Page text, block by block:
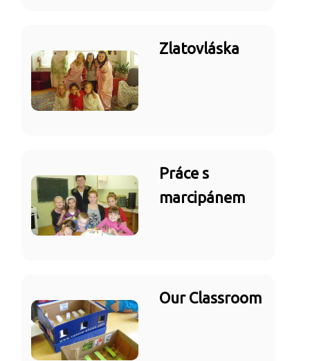
Zlatovláska
Práce s
marcipánem
Our Classroom